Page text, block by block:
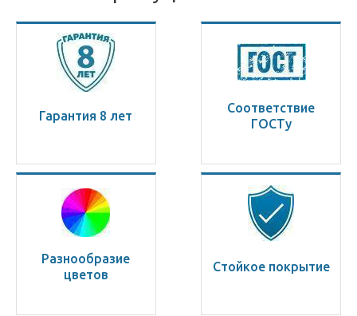
Гарантия 8 лет
Соответствие
ГОСТу
Разнообразие
цветов
Стойкое покрытие